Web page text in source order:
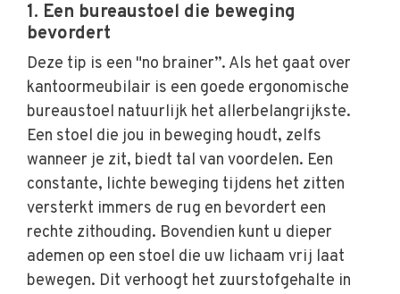
1. Een bureaustoel die beweging
bevordert
Deze tip is een "no brainer”. Als het gaat over
kantoormeubilair is een goede ergonomische
bureaustoel natuurlijk het allerbelangrijkste.
Een stoel die jou in beweging houdt, zelfs
wanneer je zit, biedt tal van voordelen. Een
constante, lichte beweging tijdens het zitten
versterkt immers de rug en bevordert een
rechte zithouding. Bovendien kunt u dieper
ademen op een stoel die uw lichaam vrij laat
bewegen. Dit verhoogt het zuurstofgehalte in